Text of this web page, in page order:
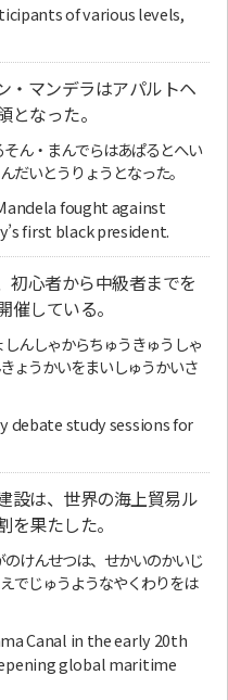
of various levels,
・マンデラはアパルトヘ
なった。
ん・まんでらはあぱるとへい
だいとうりょうとなった。
fought against
first black president.
初心者から中級者までを
している。
んしゃからちゅうきゅうしゃ
ょうかいをまいしゅうかいさ
debate study sessions for
設は、世界の海上貿易ル
果たした。
けんせつは、せかいのかいじ
でじゅうようなやくわりをは
Canal in the early 20th
global maritime